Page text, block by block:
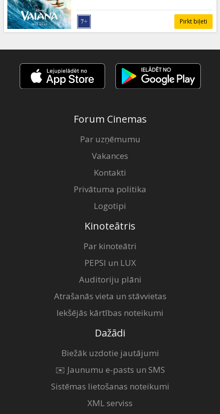
Uzkodas
B2B
Kino
Klubs
Pirkt biļeti
Forum Cinemas
Par uzņēmumu
Vakances
Kontakti
Privātuma politika
Logotipi
Kinoteātris
Par kinoteātri
PEPSI un LUX
Auditoriju plāni
Atrašanās vieta un stāvvietas
Iekšējās kārtības noteikumi
Dažādi
Biežāk uzdotie jautājumi
✉️ Jaunumu e-pasts un SMS
Sistēmas lietošanas noteikumi
XML serviss